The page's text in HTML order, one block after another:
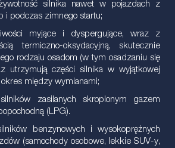
silnika nawet w pojazdach z
i podczas zimnego startu;
myjące i dyspergujące, wraz z
termiczno-oksydacyjną, skutecznie
rodzaju osadom (w tym osadzaniu się
utrzymują części silnika w wyjątkowej
między wymianami;
zasilanych skroplonym gazem
(LPG).
benzynowych i wysokoprężnych
(samochody osobowe, lekkie SUV-y,